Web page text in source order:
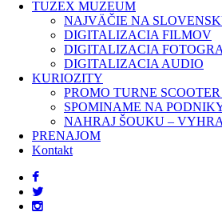
TUZEX MUZEUM
NAJVÄČIE NA
DIGITALIZACIA FILMOV
DIGITALIZACIA
DIGITALIZACIA AUDIO
KURIOZITY
PROMO TURNE SCOOTER
SPOMINAME NA
NAHRAJ ŠOUKU –
PRENAJOM
Kontakt